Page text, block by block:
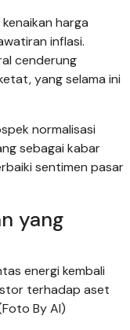
harga
inflasi.
cenderung
yang selama ini
normalisasi
sebagai kabar
sentimen pasar
yang
energi kembali
terhadap aset
By AI)